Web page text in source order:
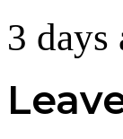
3 days